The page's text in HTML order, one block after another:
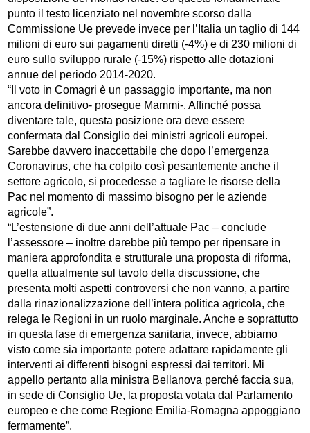
punto il testo licenziato nel novembre scorso dalla
Commissione Ue prevede invece per l’Italia un taglio di 144
milioni di euro sui pagamenti diretti (-4%) e di 230 milioni di
euro sullo sviluppo rurale (-15%) rispetto alle dotazioni
annue del periodo 2014-2020.
“Il voto in Comagri è un passaggio importante, ma non
ancora definitivo- prosegue Mammi-. Affinché possa
diventare tale, questa posizione ora deve essere
confermata dal Consiglio dei ministri agricoli europei.
Sarebbe davvero inaccettabile che dopo l’emergenza
Coronavirus, che ha colpito così pesantemente anche il
settore agricolo, si procedesse a tagliare le risorse della
Pac nel momento di massimo bisogno per le aziende
agricole”.
“L’estensione di due anni dell’attuale Pac – conclude
l’assessore – inoltre darebbe più tempo per ripensare in
maniera approfondita e strutturale una proposta di riforma,
quella attualmente sul tavolo della discussione, che
presenta molti aspetti controversi che non vanno, a partire
dalla rinazionalizzazione dell’intera politica agricola, che
relega le Regioni in un ruolo marginale. Anche e soprattutto
in questa fase di emergenza sanitaria, invece, abbiamo
visto come sia importante potere adattare rapidamente gli
interventi ai differenti bisogni espressi dai territori. Mi
appello pertanto alla ministra Bellanova perché faccia sua,
in sede di Consiglio Ue, la proposta votata dal Parlamento
europeo e che come Regione Emilia-Romagna appoggiano
fermamente”.